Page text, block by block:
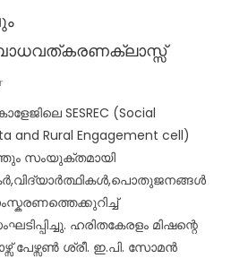
SESREC (Social
and Rural Engagement cell)
സംയുക്തമായി
ഹരിതകേരളം മിഷന്റെ
പേഴ്സൺ ശ്രീ. ഇ.പി. സോമൻ